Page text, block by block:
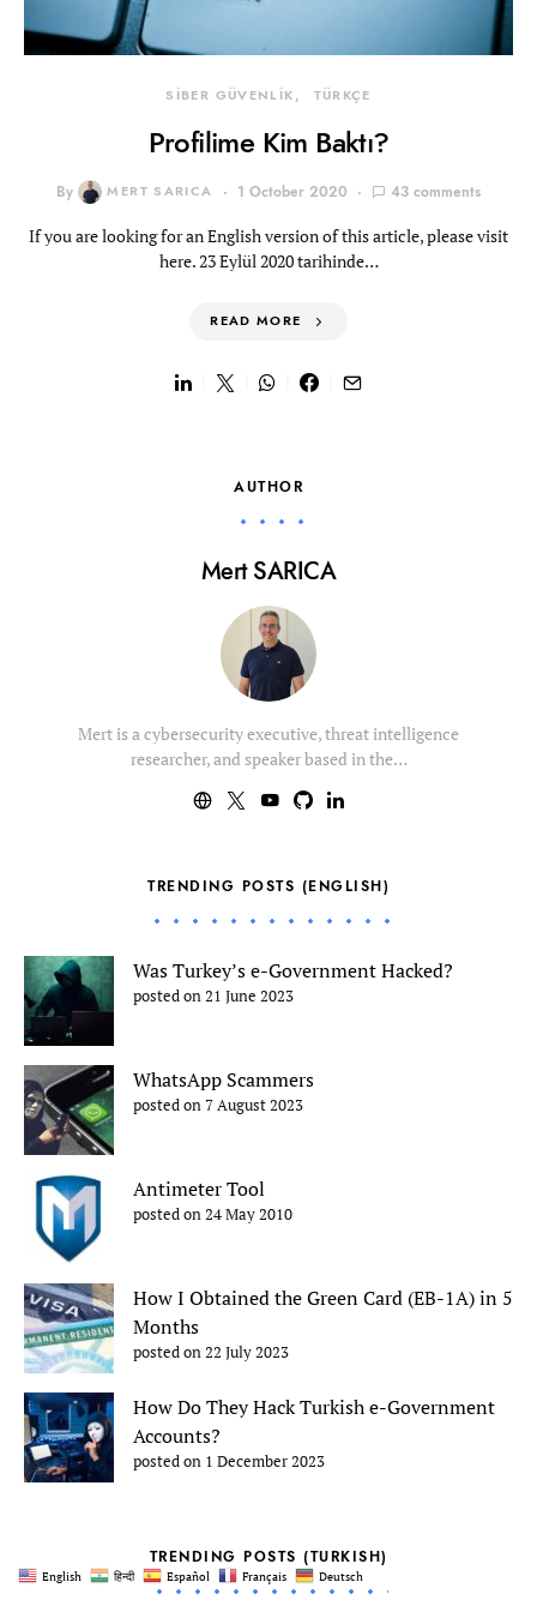
SİBER GÜVENLİK TÜRKÇE
Profilime Kim Baktı?
By MERT SARICA 1 October 2020 43 comments
If you are looking for an English version of this article, please visit
here. 23 Eylül 2020 tarihinde…
READ MORE
AUTHOR
Mert SARICA
Mert is a cybersecurity executive, threat intelligence
researcher, and speaker based in the…
TRENDING POSTS (ENGLISH)
Was Turkey’s e-Government Hacked?
posted on 21 June 2023
WhatsApp Scammers
posted on 7 August 2023
Antimeter Tool
posted on 24 May 2010
How I Obtained the Green Card (EB-1A) in 5
Months
posted on 22 July 2023
How Do They Hack Turkish e-Government
Accounts?
posted on 1 December 2023
TRENDING POSTS (TURKISH)
English हिन्दी Español Français Deutsch